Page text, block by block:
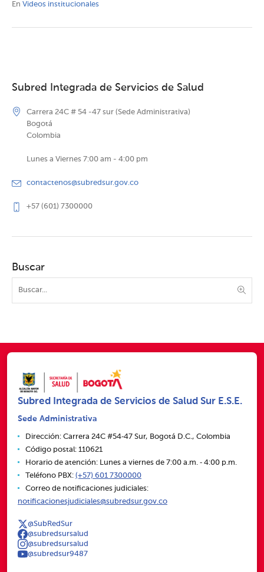
En Videos institucionales
Subred Integrada de Servicios de Salud
Carrera 24C # 54 -47 sur (Sede Administrativa)
Bogotá
Colombia
Lunes a Viernes 7:00 am - 4:00 pm
contactenos@subredsur.gov.co
+57 (601) 7300000
Buscar
Subred Integrada de Servicios de Salud Sur E.S.E.
Sede Administrativa
Dirección: Carrera 24C #54‑47 Sur, Bogotá D.C., Colombia
Código postal: 110621
Horario de atención: Lunes a viernes de 7:00 a.m. ‑ 4:00 p.m.
Teléfono PBX: (+57) 601 7300000
Correo de notificaciones judiciales:
notificacionesjudiciales@subredsur.gov.co
@SubRedSur
@subredsursalud
@subredsursalud
@subredsur9487